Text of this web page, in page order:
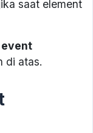
saat element
event
di atas.